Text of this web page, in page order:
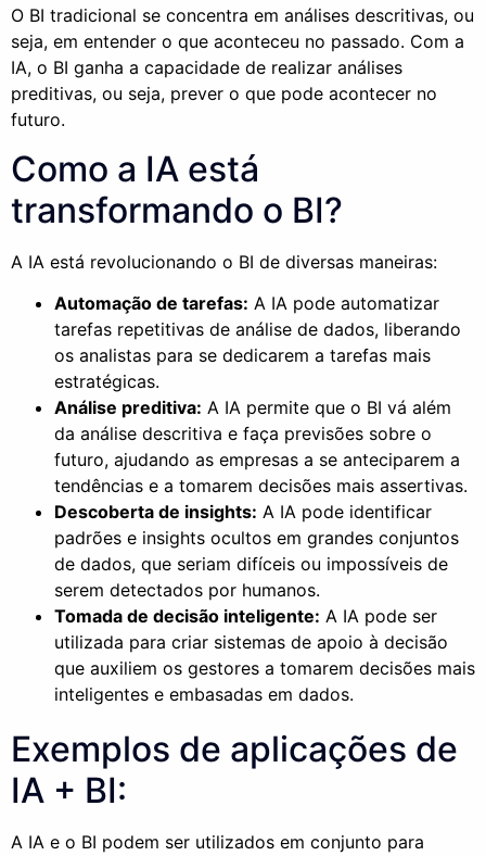
O BI tradicional se concentra em análises descritivas, ou
seja, em entender o que aconteceu no passado. Com a
IA, o BI ganha a capacidade de realizar análises
preditivas, ou seja, prever o que pode acontecer no
futuro.
Como a IA está
transformando o BI?
A IA está revolucionando o BI de diversas maneiras:
Automação de tarefas: A IA pode automatizar
tarefas repetitivas de análise de dados, liberando
os analistas para se dedicarem a tarefas mais
estratégicas.
Análise preditiva: A IA permite que o BI vá além
da análise descritiva e faça previsões sobre o
futuro, ajudando as empresas a se anteciparem a
tendências e a tomarem decisões mais assertivas.
Descoberta de insights: A IA pode identificar
padrões e insights ocultos em grandes conjuntos
de dados, que seriam difíceis ou impossíveis de
serem detectados por humanos.
Tomada de decisão inteligente: A IA pode ser
utilizada para criar sistemas de apoio à decisão
que auxiliem os gestores a tomarem decisões mais
inteligentes e embasadas em dados.
Exemplos de aplicações de
IA + BI:
A IA e o BI podem ser utilizados em conjunto para